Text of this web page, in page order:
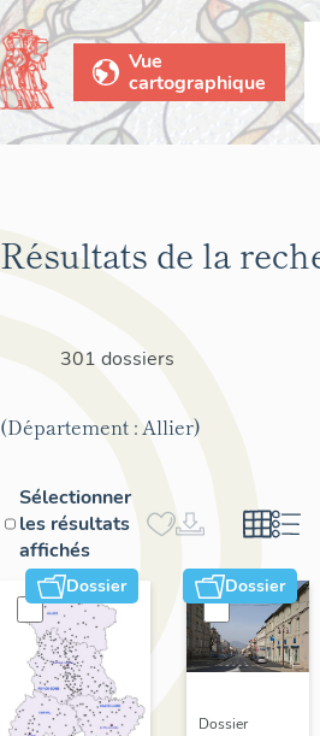
Vue
cartographique
Résultats de la
301 dossiers
(Département : Allier)
Sélectionner
les résultats
affichés
Dossier Dossier
Dossier